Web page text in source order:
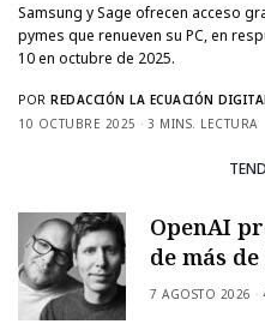
Samsung y Sage ofrecen acceso
pymes que renueven su PC, en
10 en octubre de 2025.
POR REDACCIÓN LA ECUACIÓN
10 OCTUBRE 2025
3 MINS. LECTURA
OpenAI
de más
7 AGOSTO 2026